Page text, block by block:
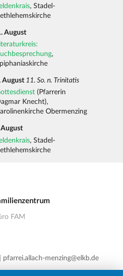
, Stadel-
August
,
August 11. So. n. Trinitatis
(Pfarrerin
Knecht),
Obermenzing
August
, Stadel-
FAM
pfarrei.allach-menzing@elkb.de